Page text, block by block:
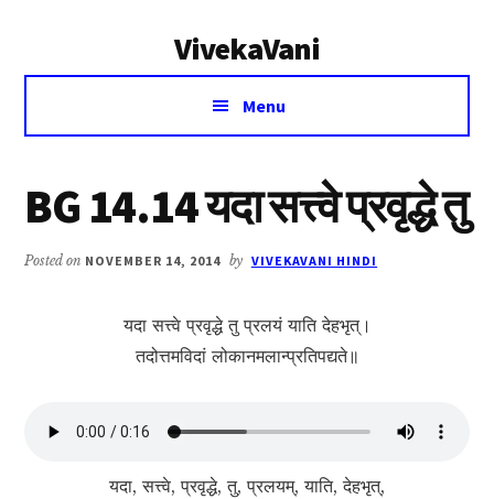
VivekaVani
Voice
Vivekananda
Menu
BG 14.14 यदा सत्त्वे प्रवृद्धे तु
Posted on NOVEMBER 14, 2014 by VIVEKAVANI HINDI
यदा सत्त्वे प्रवृद्धे तु प्रलयं याति देहभृत्।
तदोत्तमविदां लोका‍नमलान्प्रतिपद्यते॥
यदा, सत्त्वे, प्रवृद्धे, तु, प्रलयम्, याति, देहभृत्,